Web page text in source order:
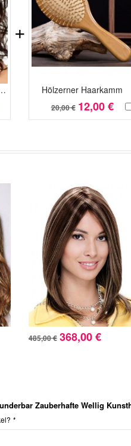
Spitzefront Perücke Hölzerner Haarkamm
20,00 € 12,00 €
+
485,00 € 368,00 €
Zauberhafte Wellig
*